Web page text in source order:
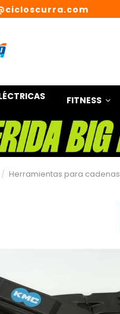
FITNESS
Herramientas para cadenas